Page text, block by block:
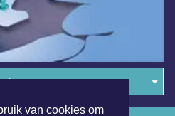
van cookies om